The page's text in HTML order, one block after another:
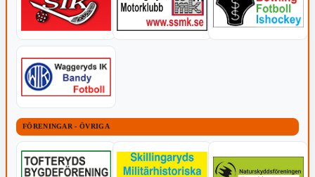
FÖRENINGAR - ÖVRIGA